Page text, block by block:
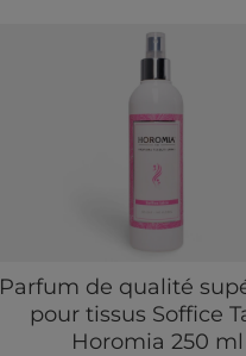
Parfum de qualité
pour tissus Soffice
Horomia 250 ml